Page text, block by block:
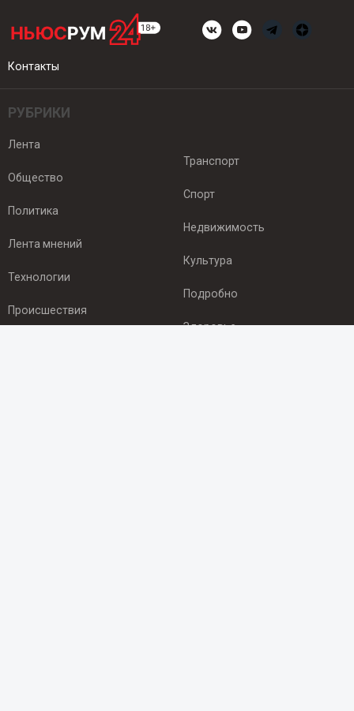
Контакты
РУБРИКИ
Лента
Общество
Политика
Лента мнений
Технологии
Происшествия
Транспорт
Спорт
Недвижимость
Культура
Подробно
Здоровье